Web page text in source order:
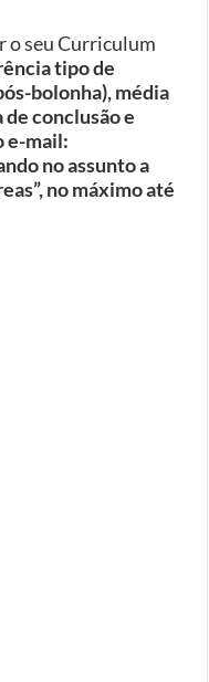
o seu Curriculum
tipo de
bolonha), média
conclusão e
e-mail:
no assunto a
no máximo até